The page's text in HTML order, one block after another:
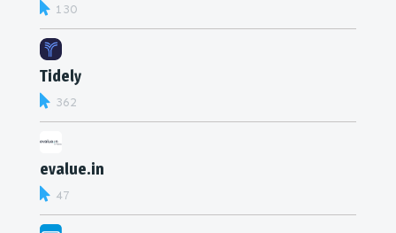
130
Tidely
362
evalue.in
47